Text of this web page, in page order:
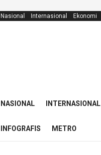
Nasional Internasional Ekonomi
NASIONAL INTERNASIONAL
INFOGRAFIS METRO